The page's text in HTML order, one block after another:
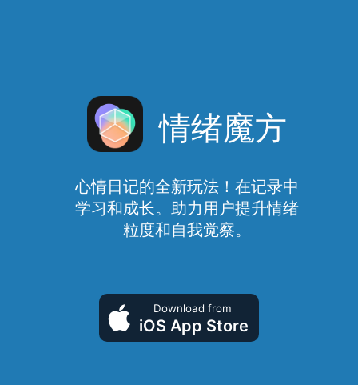
情绪魔方
心情日记的全新玩法！在记录中
学习和成长。助力用户提升情绪
粒度和自我觉察。